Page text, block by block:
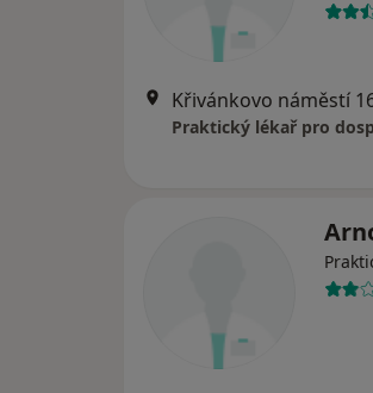
Křivánkovo náměstí
Praktický lékař pro